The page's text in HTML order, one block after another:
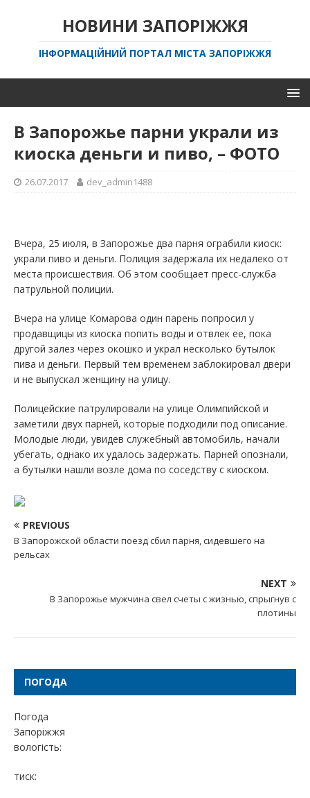
НОВИНИ ЗАПОРІЖЖЯ
ІНФОРМАЦІЙНИЙ ПОРТАЛ МІСТА ЗАПОРІЖЖЯ
В Запорожье парни украли из
киоска деньги и пиво, – ФОТО
26.07.2017 dev_admin1488
Вчера, 25 июля, в Запорожье два парня ограбили киоск:
украли пиво и деньги. Полиция задержала их недалеко от
места происшествия. Об этом сообщает пресс-служба
патрульной полиции.
Вчера на улице Комарова один парень попросил у
продавщицы из киоска попить воды и отвлек ее, пока
другой залез через окошко и украл несколько бутылок
пива и деньги. Первый тем временем заблокировал двери
и не выпускал женщину на улицу.
Полицейские патрулировали на улице Олимпийской и
заметили двух парней, которые подходили под описание.
Молодые люди, увидев служебный автомобиль, начали
убегать, однако их удалось задержать. Парней опознали,
а бутылки нашли возле дома по соседству с киоском.
PREVIOUS
В Запорожской области поезд сбил парня, сидевшего на
рельсах
NEXT
В Запорожье мужчина свел счеты с жизнью, спрыгнув с
плотины
ПОГОДА
Погода
Запоріжжя
вологість:
тиск: